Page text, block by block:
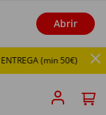
Abrir
(min 50€)